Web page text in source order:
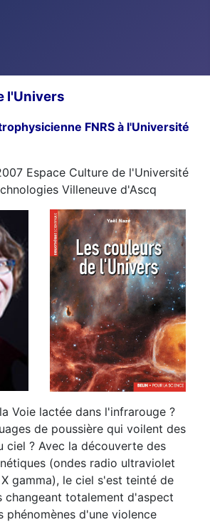
l'Univers
FNRS à l'Université
Espace Culture de l'Université
Villeneuve d'Ascq
Voie lactée dans l'infrarouge ?
de poussière qui voilent des
ciel ? Avec la découverte des
(ondes radio ultraviolet
gamma), le ciel s'est teinté de
changeant totalement d'aspect
phénomènes d'une violence